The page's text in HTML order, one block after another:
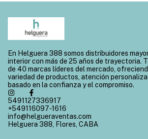
En Helguera 388 somos distribuidores
interior con más de 25 años de trayectoria.
de 40 marcas líderes del mercado,
variedad de productos, atención
basado en la confianza y el compromiso.
5491127336917
+549116097-1616
info@helgueraventas.com
Helguera 388, Flores, CABA